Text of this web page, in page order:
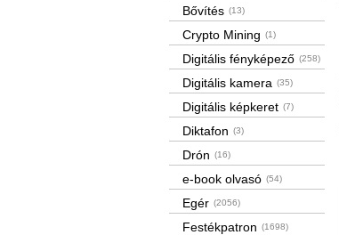
Bővítés (13)
Crypto Mining (1)
Digitális fényképező (258)
Digitális kamera (35)
Digitális képkeret (7)
Diktafon (3)
Drón (16)
e-book olvasó (54)
Egér (2056)
Festékpatron (1698)